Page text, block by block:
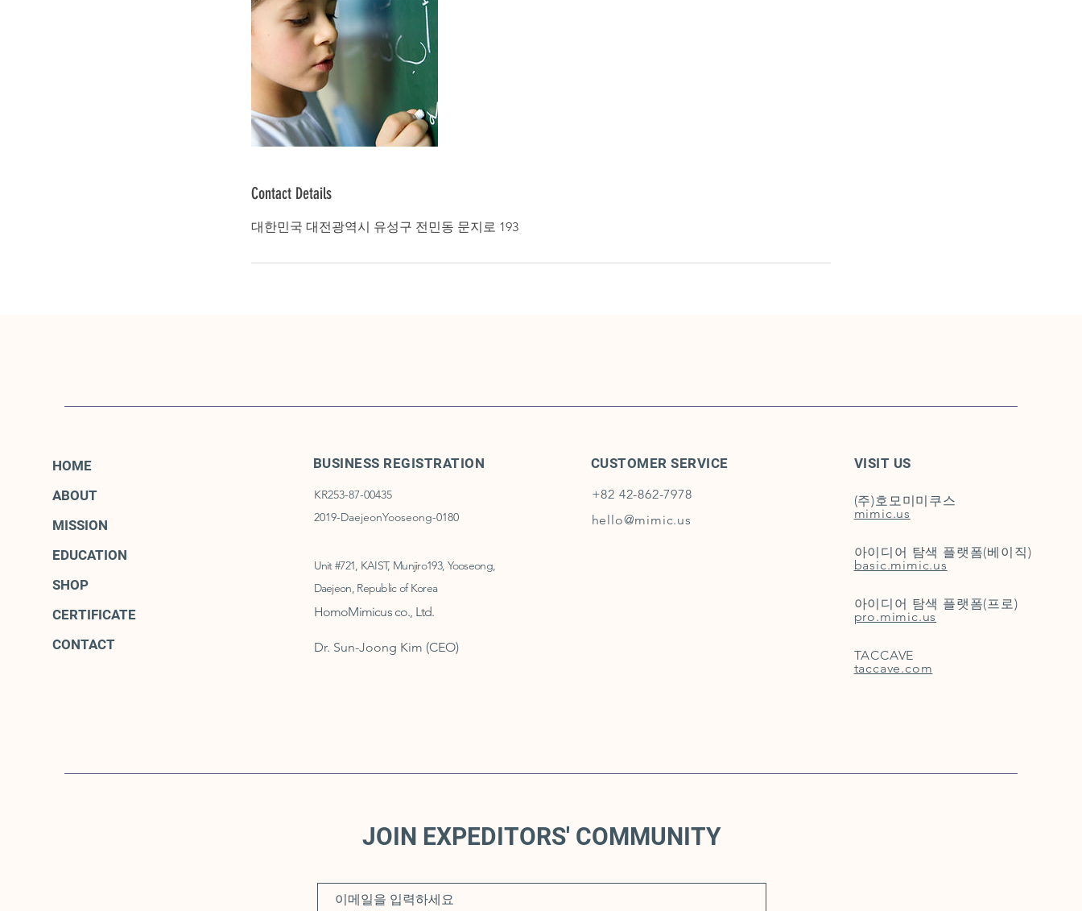
Contact Details
대한민국 대전광역시 유성구 전민동 문지로 193
HOME
ABOUT
MISSION
EDUCATION
SHOP
CERTIFICATE
CONTACT
BUSINESS REGISTRATION
KR253-87-00435
2019-DaejeonYooseong-0180
Unit #721, KAIST, Munjiro193, Yooseong,
Daejeon, Republic of Korea
HomoMimicus co., Ltd.
Dr. Sun-Joong Kim (CEO)
CUSTOMER SERVICE
+82 42-862-7978
hello@mimic.us
VISIT US
(주)호모미미쿠스
​mimic.us
아이디어 탐색 플랫폼(베이직)
basic.mimic.us
아이디어 탐색 플랫폼(프로)
pro.mimic.us
TACCAVE
taccave.com
JOIN EXPEDITORS' COMMUNITY